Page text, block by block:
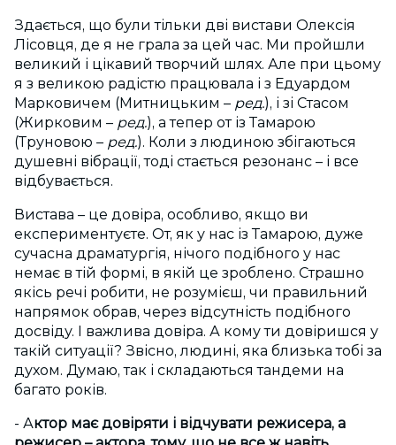
Здається, що були тільки дві вистави Олексія
Лісовця, де я не грала за цей час. Ми пройшли
великий і цікавий творчий шлях. Але при цьому
я з великою радістю працювала і з Едуардом
Марковичем (Митницьким – ред.), і зі Стасом
(Жирковим – ред.), а тепер от із Тамарою
(Труновою – ред.). Коли з людиною збігаються
душевні вібрації, тоді стається резонанс – і все
відбувається.
Вистава – це довіра, особливо, якщо ви
експериментуєте. От, як у нас із Тамарою, дуже
сучасна драматургія, нічого подібного у нас
немає в тій формі, в якій це зроблено. Страшно
якісь речі робити, не розумієш, чи правильний
напрямок обрав, через відсутність подібного
досвіду. І важлива довіра. А кому ти довіришся у
такій ситуації? Звісно, людині, яка близька тобі за
духом. Думаю, так і складаються тандеми на
багато років.
- Актор має довіряти і відчувати режисера, а